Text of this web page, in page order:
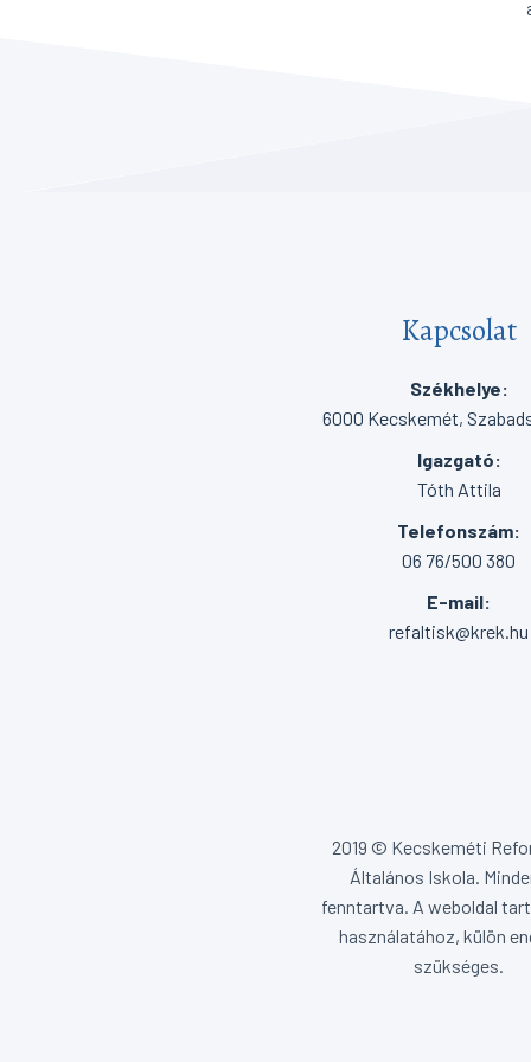
Kapcsolat
Székhelye:
6000 Kecskemét,
Igazgató:
Tóth Attila
Telefonszám:
06 76/500 380
E-mail:
refaltisk@krek.hu
2019 © Kecskeméti
Általános Iskola.
fenntartva. A weboldal
használatához, külön
szükséges.